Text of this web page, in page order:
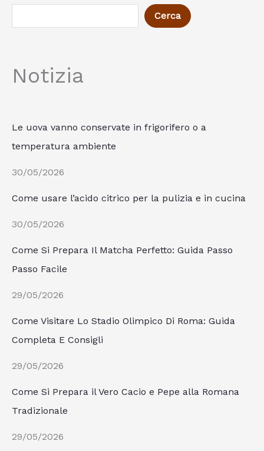
Cerca
Notizia
Le uova vanno conservate in frigorifero o a
temperatura ambiente
30/05/2026
Come usare l’acido citrico per la pulizia e in cucina
30/05/2026
Come Si Prepara Il Matcha Perfetto: Guida Passo
Passo Facile
29/05/2026
Come Visitare Lo Stadio Olimpico Di Roma: Guida
Completa E Consigli
29/05/2026
Come Si Prepara il Vero Cacio e Pepe alla Romana
Tradizionale
29/05/2026